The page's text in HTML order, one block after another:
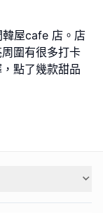
韓屋cafe 店。店
圍有很多打卡
點了幾款甜品